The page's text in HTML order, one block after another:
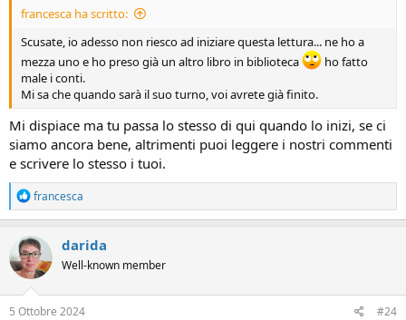
francesca ha scritto:
Scusate, io adesso non riesco ad iniziare questa lettura... ne ho a
mezza uno e ho preso già un altro libro in biblioteca
ho fatto
male i conti.
Mi sa che quando sarà il suo turno, voi avrete già finito.
Mi dispiace ma tu passa lo stesso di qui quando lo inizi, se ci
siamo ancora bene, altrimenti puoi leggere i nostri commenti
e scrivere lo stesso i tuoi.
R
e
a
c
t
i
o
n
s
francesca
darida
Well-known member
5 Ottobre 2024 #24